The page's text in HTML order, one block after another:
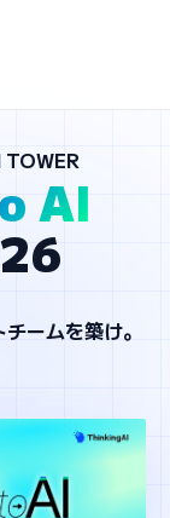
AI
ームを築け。